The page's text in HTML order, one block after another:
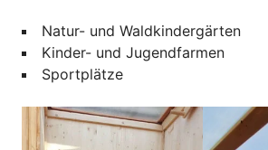
Natur- und Waldkindergärten
Kinder- und Jugendfarmen
Sportplätze